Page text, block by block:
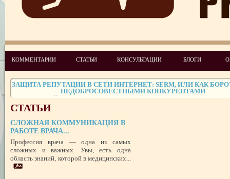
КОММЕНТАРИИ СТАТЬИ КОНСУЛЬТАЦИИ БЛОГИ
ПОТРЕБИТЕЛЬСКИЙ ЭКСТРЕМИЗМ
ПЕРЕГОРЕЛО, или ЧЕМ ГРОЗИТ ЭМОЦИОНАЛЬНОЕ
ПЕРСОНАЛА
ЗАЩИТА РЕПУТАЦИИ В СЕТИ ИНТЕРНЕТ: SERM, ИЛИ КАК
НЕДОБРОСОВЕСТНЫМИ КОНКУРЕНТАМИ
ПРАВОВОЙ СТАТУС ПРЕДСТАВИТЕЛЯ ПАЦИЕНТА В УКРАИНЕ
РОЛЬ МЕДИЦИНСКОЙ ДОКУМЕНТАЦИИ КАК
ГРАЖДАНСКОМ И УГОЛОВНОМ СУДОПРОИЗВОДСТВЕ
СТАТЬИ
СЛОЖНАЯ КОММУНИКАЦИЯ В
РАБОТЕ ВРАЧА...
Профессия врача — одна из самых
сложных и важных. Увы, есть одна
область знаний, которой в медицинских...